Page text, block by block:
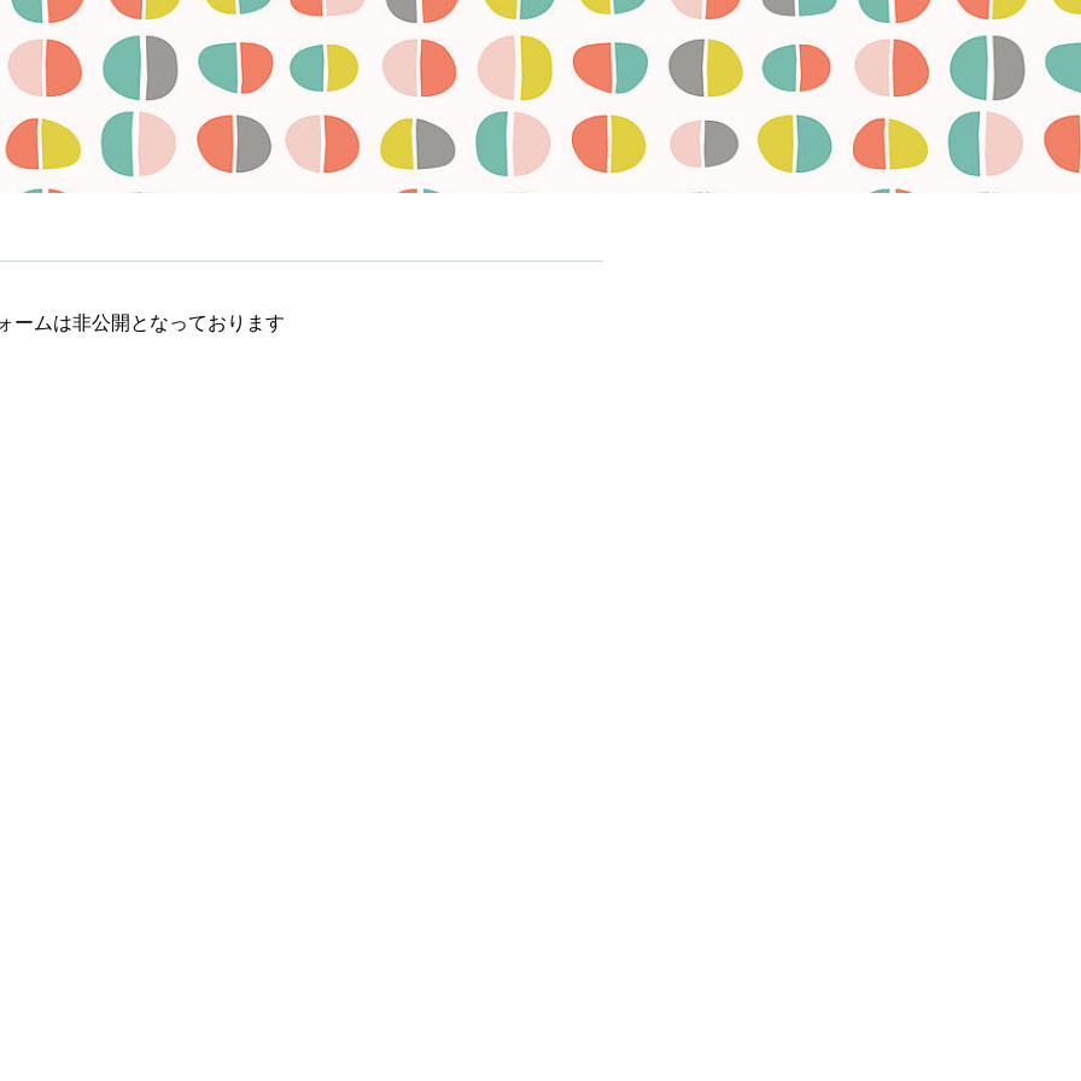
ームは非公開となっております